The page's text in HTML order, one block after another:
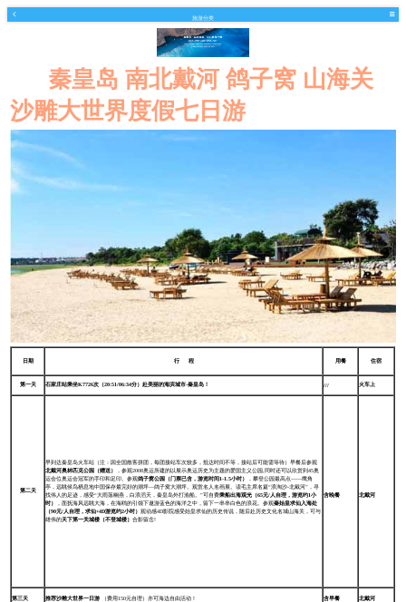
旅游分类
秦皇岛 南北戴河 鸽子窝 山海关
沙雕大世界度假七日游
日期 行 程 用餐 住宿
第一天 石家庄站乘坐K7726次（20:51/06:34分）赴美丽的海滨城市-秦皇岛！ /// 火车上
第二天
早到达秦皇岛火车站（注：因全国散客拼团，每团接站车次较多，抵达时间不等，接站后可能需等待）早餐后参观
北戴河奥林匹克公园（赠送）
，参观2008奥运所建的以展示奥运历史为主题的爱国主义公园,同时还可以欣赏到45奥
运会位奥运会冠军的手印和足印。参观鸽子窝公园（门票已含，游览时间1-1.5小时）
，攀登公园最高点——鹰角
亭，远眺候鸟栖息地中国保存最完好的潮坪—鸽子窝大潮坪。观赏名人名画展。读毛主席名篇“浪淘沙-北戴河”，寻
找伟人的足迹，感受“大雨落幽燕，白浪滔天，秦皇岛外打渔船。”可自费乘船出海观光（65元/人自理，游览约1小
时）
，面抚海风远眺大海，在海鸥的引领下遨游蓝色的海洋之中，留下一串串白色的浪花。参观秦始皇求仙入海处
（90元/人自理，求仙+4D游览约2小时）观动感4D影院感受始皇求仙的历史传说，随后赴历史文化名城山海关，可与
雄伟的天下第一关城楼（不登城楼）合影留念!
含晚餐 北戴河
第三天 推荐沙雕大世界一日游 （费用150元自理）亦可海边自由活动！ 含早餐 北戴河